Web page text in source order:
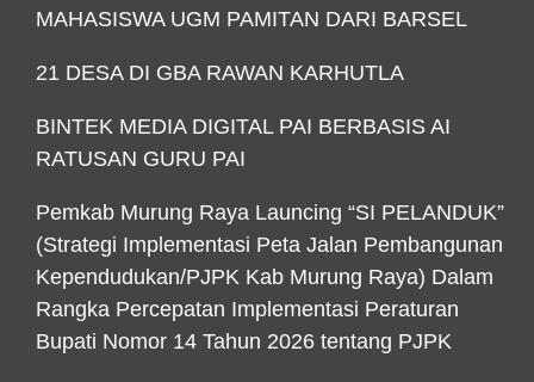
MAHASISWA UGM PAMITAN DARI BARSEL
21 DESA DI GBA RAWAN KARHUTLA
BINTEK MEDIA DIGITAL PAI BERBASIS AI
RATUSAN GURU PAI
Pemkab Murung Raya Launcing “SI PELANDUK”
(Strategi Implementasi Peta Jalan Pembangunan
Kependudukan/PJPK Kab Murung Raya) Dalam
Rangka Percepatan Implementasi Peraturan
Bupati Nomor 14 Tahun 2026 tentang PJPK